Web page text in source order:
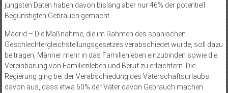
jüngsten Daten haben davon bislang aber nur 46% der potentiell
Begünstigten Gebrauch gemacht.
Madrid – Die Maßnahme, die im Rahmen des spanischen
Geschlechtergleichstellungsgesetzes verabschiedet wurde, soll dazu
beitragen, Männer mehr in das Familienleben einzubinden sowie die
Vereinbarung von Familienleben und Beruf zu erleichtern. Die
Regierung ging bei der Verabschiedung des Vaterschaftsurlaubs
davon aus, dass etwa 60% der Väter davon Gebrauch machen